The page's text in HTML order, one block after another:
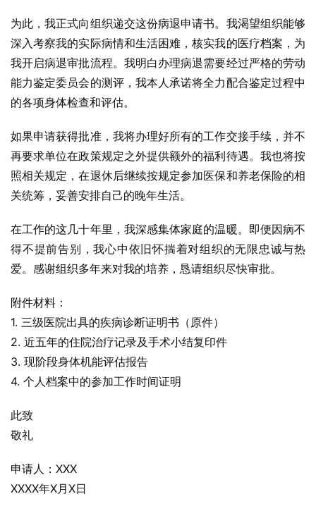
为此，我正式向组织递交这份病退申请书。我渴望组织能够
深入考察我的实际病情和生活困难，核实我的医疗档案，为
我开启病退审批流程。我明白办理病退需要经过严格的劳动
能力鉴定委员会的测评，我本人承诺将全力配合鉴定过程中
的各项身体检查和评估。
如果申请获得批准，我将办理好所有的工作交接手续，并不
再要求单位在政策规定之外提供额外的福利待遇。我也将按
照相关规定，在退休后继续按规定参加医保和养老保险的相
关统筹，妥善安排自己的晚年生活。
在工作的这几十年里，我深感集体家庭的温暖。即便因病不
得不提前告别，我心中依旧怀揣着对组织的无限忠诚与热
爱。感谢组织多年来对我的培养，恳请组织尽快审批。
附件材料：
1. 三级医院出具的疾病诊断证明书（原件）
2. 近五年的住院治疗记录及手术小结复印件
3. 现阶段身体机能评估报告
4. 个人档案中的参加工作时间证明
此致
敬礼
申请人：XXX
XXXX年X月X日